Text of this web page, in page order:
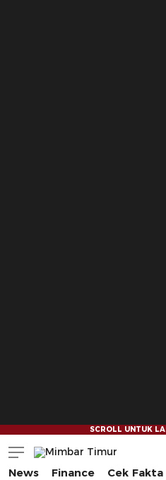
Mimbar Timur
Media Berjaringan
News Finance Cek Fakta